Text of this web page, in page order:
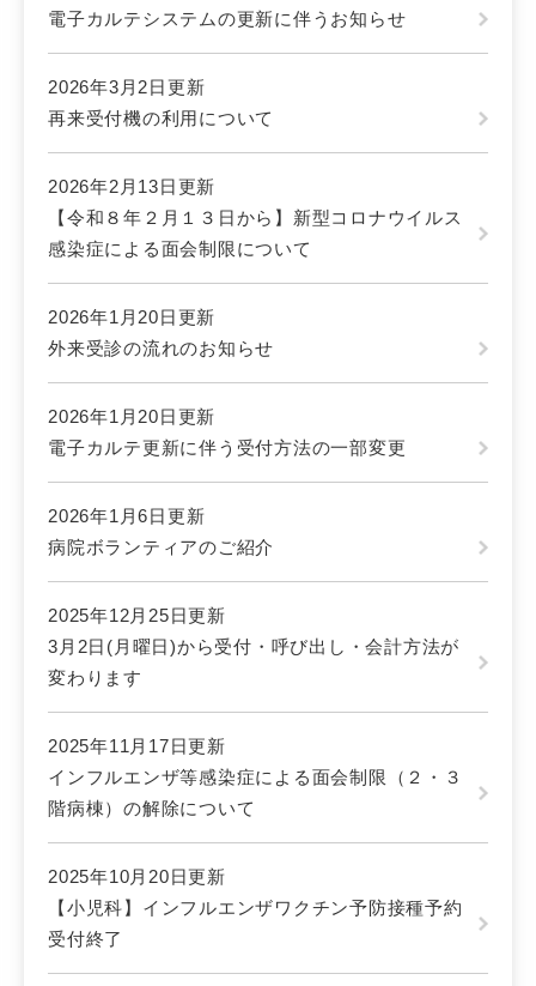
電子カルテシステムの更新に伴うお知らせ
2026年3月2日更新
再来受付機の利用について
2026年2月13日更新
【令和８年２月１３日から】新型コロナウイルス
感染症による面会制限について
2026年1月20日更新
外来受診の流れのお知らせ
2026年1月20日更新
電子カルテ更新に伴う受付方法の一部変更
2026年1月6日更新
病院ボランティアのご紹介
2025年12月25日更新
3月2日(月曜日)から受付・呼び出し・会計方法が
変わります
2025年11月17日更新
インフルエンザ等感染症による面会制限（２・３
階病棟）の解除について
2025年10月20日更新
【小児科】インフルエンザワクチン予防接種予約
受付終了